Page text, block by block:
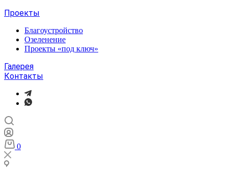
Проекты
Благоустройство
Озеленение
Проекты «под ключ»
Галерея
Контакты
0